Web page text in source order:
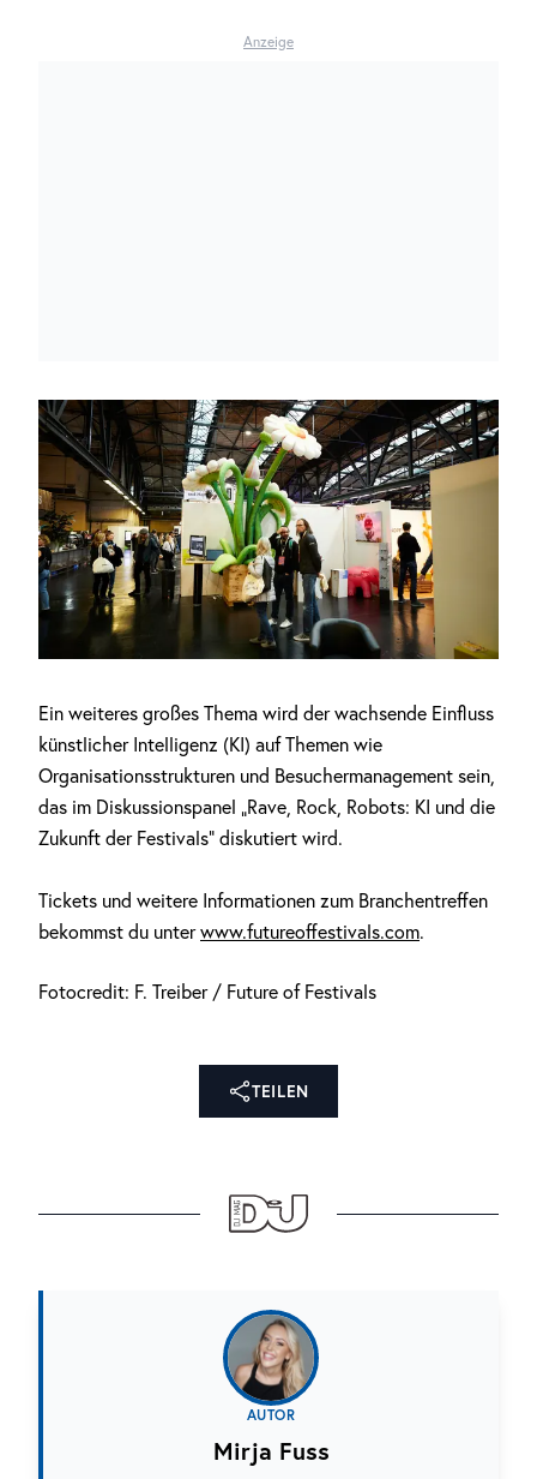
Anzeige
Ein weiteres großes Thema wird der wachsende Einfluss
künstlicher Intelligenz (KI) auf Themen wie
Organisationsstrukturen und Besuchermanagement sein,
das im Diskussionspanel „Rave, Rock, Robots: KI und die
Zukunft der Festivals“ diskutiert wird.
Tickets und weitere Informationen zum Branchentreffen
bekommst du unterwww.futureoffestivals.com.
Fotocredit: F. Treiber / Future of Festivals
TEILEN
AUTOR
Mirja Fuss